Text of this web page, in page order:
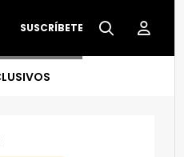
SUSCRÍBETE